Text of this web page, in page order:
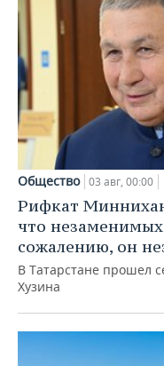
Общество 03 авг, 00:00
Рифкат
что
сожалению, он
В Татарстане прошел
Хузина